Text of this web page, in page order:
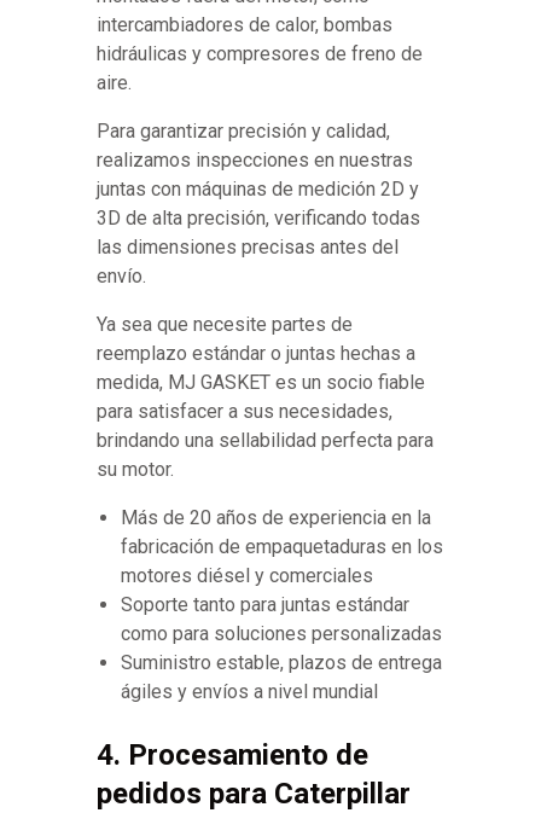
intercambiadores de calor, bombas
hidráulicas y compresores de freno de
aire.
Para garantizar precisión y calidad,
realizamos inspecciones en nuestras
juntas con máquinas de medición 2D y
3D de alta precisión, verificando todas
las dimensiones precisas antes del
envío.
Ya sea que necesite partes de
reemplazo estándar o juntas hechas a
medida, MJ GASKET es un socio fiable
para satisfacer a sus necesidades,
brindando una sellabilidad perfecta para
su motor.
Más de 20 años de experiencia en la
fabricación de empaquetaduras en los
motores diésel y comerciales
Soporte tanto para juntas estándar
como para soluciones personalizadas
Suministro estable, plazos de entrega
ágiles y envíos a nivel mundial
4. Procesamiento de
pedidos para Caterpillar